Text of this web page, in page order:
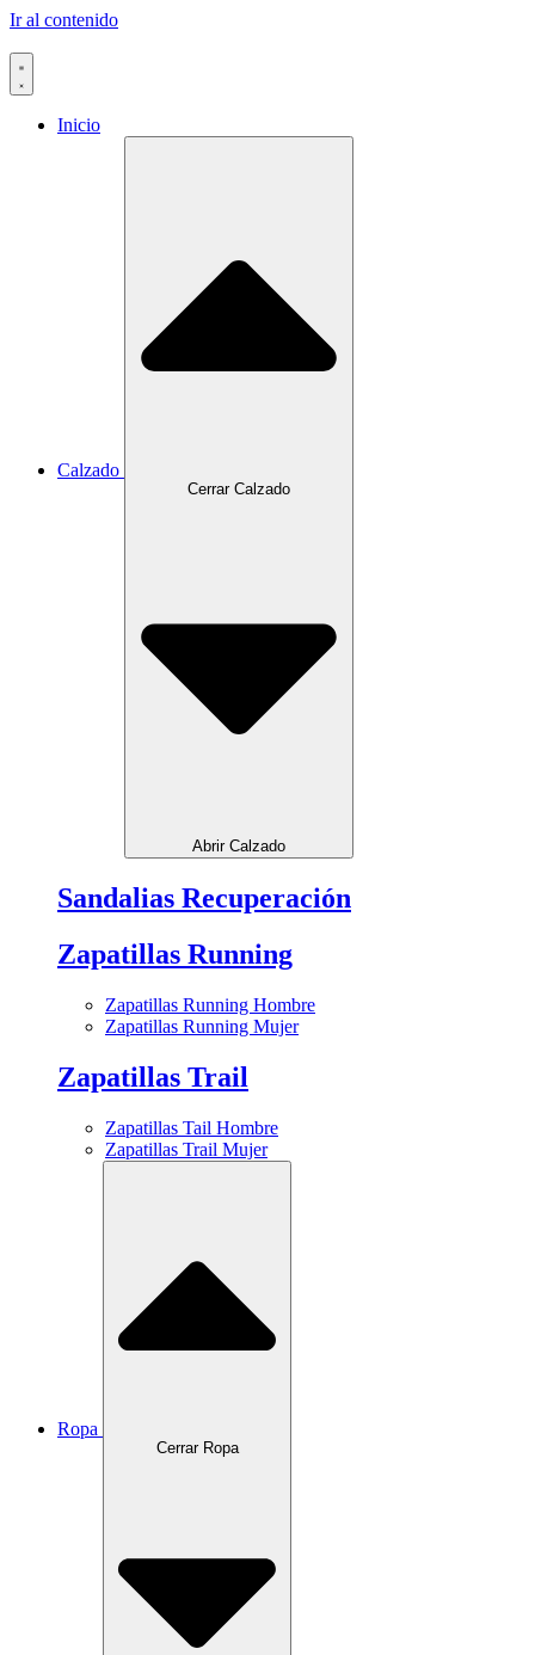
Ir al contenido
Inicio
Calzado
Cerrar Calzado
Abrir Calzado
Sandalias Recuperación
Zapatillas Running
Zapatillas Running Hombre
Zapatillas Running Mujer
Zapatillas Trail
Zapatillas Tail Hombre
Zapatillas Trail Mujer
Ropa
Cerrar Ropa